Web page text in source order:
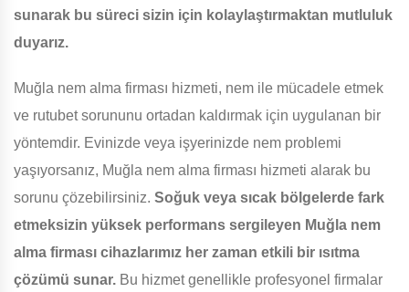
sunarak bu süreci sizin için kolaylaştırmaktan mutluluk
duyarız.
Muğla nem alma firması hizmeti, nem ile mücadele etmek
ve rutubet sorununu ortadan kaldırmak için uygulanan bir
yöntemdir. Evinizde veya işyerinizde nem problemi
yaşıyorsanız, Muğla nem alma firması hizmeti alarak bu
sorunu çözebilirsiniz. Soğuk veya sıcak bölgelerde fark
etmeksizin yüksek performans sergileyen Muğla nem
alma firması cihazlarımız her zaman etkili bir ısıtma
çözümü sunar. Bu hizmet genellikle profesyonel firmalar